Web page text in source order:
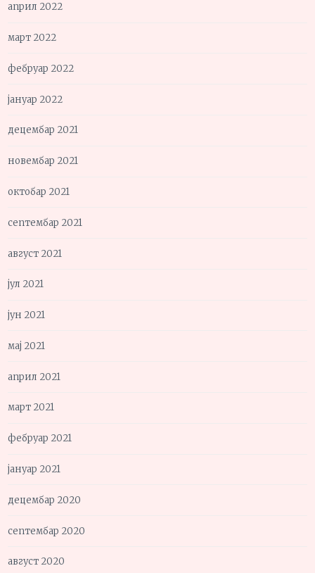
април 2022
март 2022
фебруар 2022
јануар 2022
децембар 2021
новембар 2021
октобар 2021
септембар 2021
август 2021
јул 2021
јун 2021
мај 2021
април 2021
март 2021
фебруар 2021
јануар 2021
децембар 2020
септембар 2020
август 2020